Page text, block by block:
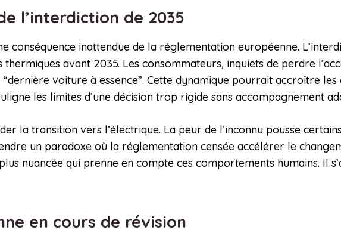
l’interdiction de 2035
conséquence inattendue de la réglementation européenne.
avant 2035. Les consommateurs, inquiets de perdre
voiture à essence”. Cette dynamique pourrait accroître les
les limites d’une décision trop rigide sans accompagnement
la transition vers l’électrique. La peur de l’inconnu pousse
un paradoxe où la réglementation censée accélérer le
nuancée qui prenne en compte ces comportements humains. Il
en cours de révision